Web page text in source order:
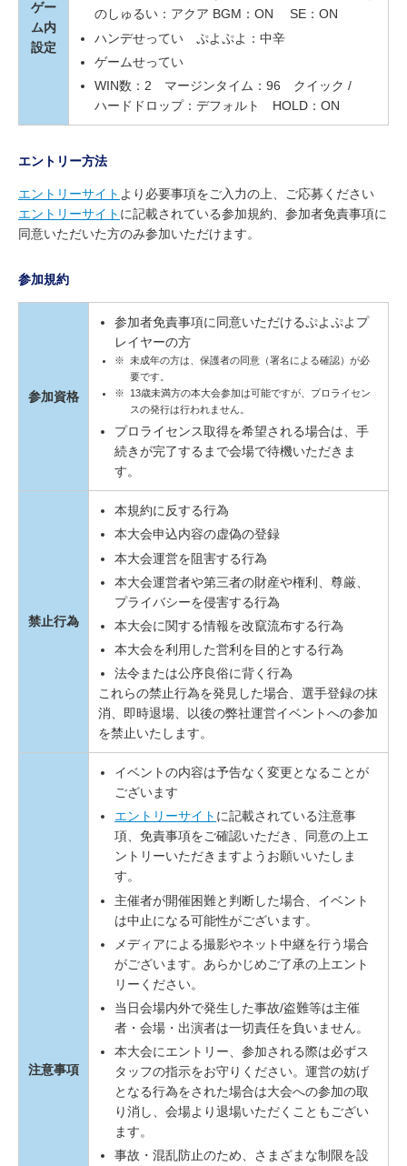
ゲー
ム内
設定
のしゅるい：アクア BGM：ON SE：ON
ハンデせってい ぷよぷよ：中辛
ゲームせってい
WIN数：2 マージンタイム：96 クイック /
ハードドロップ：デフォルト HOLD：ON
エントリー方法
エントリーサイト より必要事項をご入力の上、ご応募ください
エントリーサイト に記載されている参加規約、参加者免責事項に
同意いただいた方のみ参加いただけます。
参加規約
参加資格
参加者免責事項に同意いただけるぷよぷよプ
レイヤーの方
※ 未成年の方は、保護者の同意（署名による確認）が必
要です。
※
13歳未満方の本大会参加は可能ですが、プロライセン
スの発行は行われません。
プロライセンス取得を希望される場合は、手
続きが完了するまで会場で待機いただきま
す。
禁止行為
本規約に反する行為
本大会申込内容の虚偽の登録
本大会運営を阻害する行為
本大会運営者や第三者の財産や権利、尊厳、
プライバシーを侵害する行為
本大会に関する情報を改竄流布する行為
本大会を利用した営利を目的とする行為
法令または公序良俗に背く行為
これらの禁止行為を発見した場合、選手登録の抹
消、即時退場、以後の弊社運営イベントへの参加
を禁止いたします。
注意事項
イベントの内容は予告なく変更となることが
ございます
エントリーサイト に記載されている注意事
項、免責事項をご確認いただき、同意の上エ
ントリーいただきますようお願いいたしま
す。
主催者が開催困難と判断した場合、イベント
は中止になる可能性がございます。
メディアによる撮影やネット中継を行う場合
がございます。あらかじめご了承の上エント
リーください。
当日会場内外で発生した事故/盗難等は主催
者・会場・出演者は一切責任を負いません。
本大会にエントリー、参加される際は必ずス
タッフの指示をお守りください。運営の妨げ
となる行為をされた場合は大会への参加の取
り消し、会場より退場いただくこともござい
ます。
事故・混乱防止のため、さまざまな制限を設